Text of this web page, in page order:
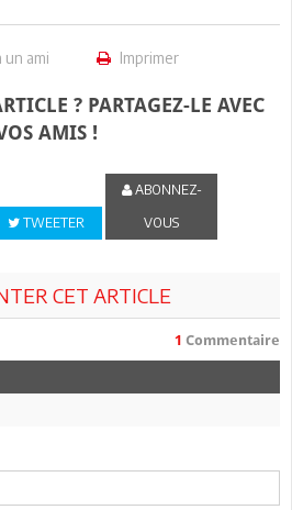
un ami Imprimer
? PARTAGEZ-LE AVEC
AMIS !
TWEETER
ABONNEZ-
VOUS
CET ARTICLE
1 Commentaire